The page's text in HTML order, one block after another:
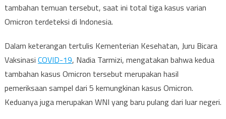
tambahan temuan tersebut, saat ini total tiga kasus varian
Omicron terdeteksi di Indonesia.
Dalam keterangan tertulis Kementerian Kesehatan, Juru Bicara
Vaksinasi COVID-19, Nadia Tarmizi, mengatakan bahwa kedua
tambahan kasus Omicron tersebut merupakan hasil
pemeriksaan sampel dari 5 kemungkinan kasus Omicron.
Keduanya juga merupakan WNI yang baru pulang dari luar negeri.